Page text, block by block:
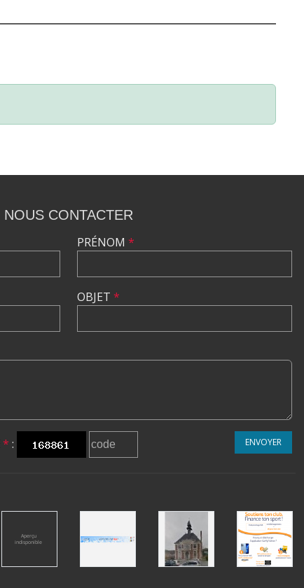
NOUS CONTACTER
PRÉNOM *
OBJET *
* : ENVOYER